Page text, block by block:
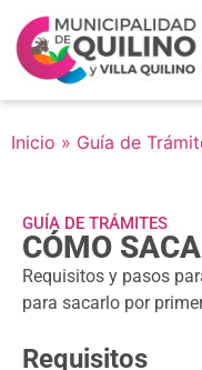
Inicio » Guía de
GUÍA DE TRÁMITES
CÓMO
Requisitos y pasos
para sacarlo por
Requisitos